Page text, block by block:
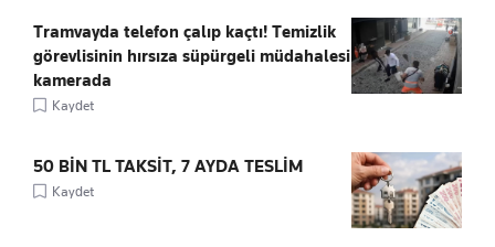
Tramvayda telefon çalıp kaçtı! Temizlik
görevlisinin hırsıza süpürgeli müdahalesi
kamerada
Kaydet
50 BİN TL TAKSİT, 7 AYDA TESLİM
Kaydet